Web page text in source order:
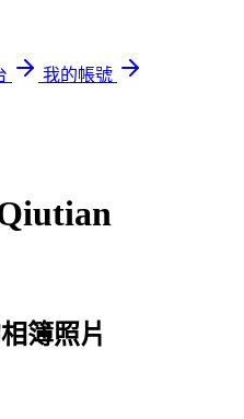
我的帳號
簿照片